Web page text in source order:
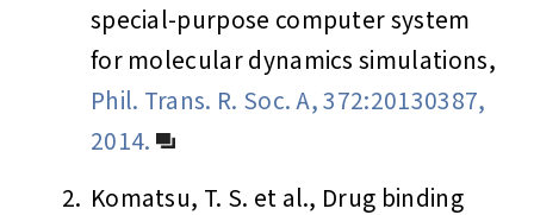
special-purpose computer system
for molecular dynamics simulations,
Phil. Trans. R. Soc. A, 372:20130387,
2014.
2. Komatsu, T. S. et al., Drug binding